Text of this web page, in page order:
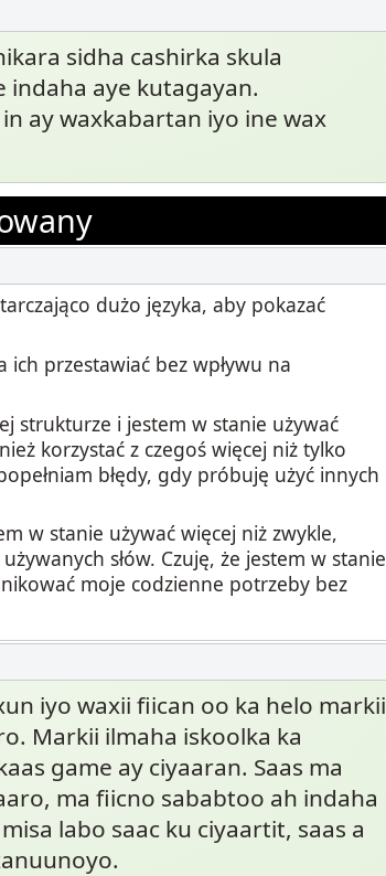
sidha cashirka skula
aye kutagayan.
ay waxkabartan iyo ine wax
dużo języka, aby pokazać
przestawiać bez wpływu na
strukturze i jestem w stanie używać
korzystać z czegoś więcej niż tylko
błędy, gdy próbuję użyć innych
w stanie używać więcej niż zwykle,
słów. Czuję, że jestem w stanie
moje codzienne potrzeby bez
iyo waxii fiican oo ka helo markii
Markii ilmaha iskoolka ka
game ay ciyaaran. Saas ma
ma fiicno sababtoo ah indaha
labo saac ku ciyaartit, saas a